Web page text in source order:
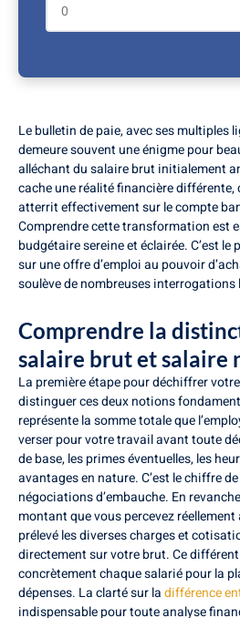
Le bulletin de paie, avec ses multiples
demeure souvent une énigme pour
alléchant du salaire brut initialement
cache une réalité financière différente,
atterrit effectivement sur le compte
Comprendre cette transformation est
budgétaire sereine et éclairée. C’est
sur une offre d’emploi au pouvoir
soulève de nombreuses interrogations
Comprendre la
salaire brut et salaire
La première étape pour déchiffrer
distinguer ces deux notions
représente la somme totale que
verser pour votre travail avant toute
de base, les primes éventuelles, les
avantages en nature. C’est le chiffre
négociations d’embauche. En
montant que vous percevez réellement
prélevé les diverses charges et
directement sur votre brut. Ce
concrètement chaque salarié pour la
dépenses. La clarté sur ladifférence
indispensable pour toute analyse